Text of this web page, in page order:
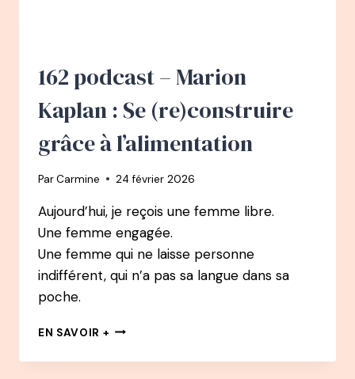
QUELQUES
AVEC
DOCTEUR
162 podcast – Marion
Kaplan : Se (re)construire
grâce à l’alimentation
ParCarmine 24 février 2026
Aujourd’hui, je reçois une femme libre.
Une femme engagée.
Une femme qui ne laisse personne
indifférent, qui n’a pas sa langue dans sa
poche.
EN SAVOIR + 162
–